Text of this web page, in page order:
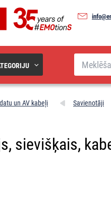
Meklēšana
un AV kabeļi Savienotāji
sievišķais,